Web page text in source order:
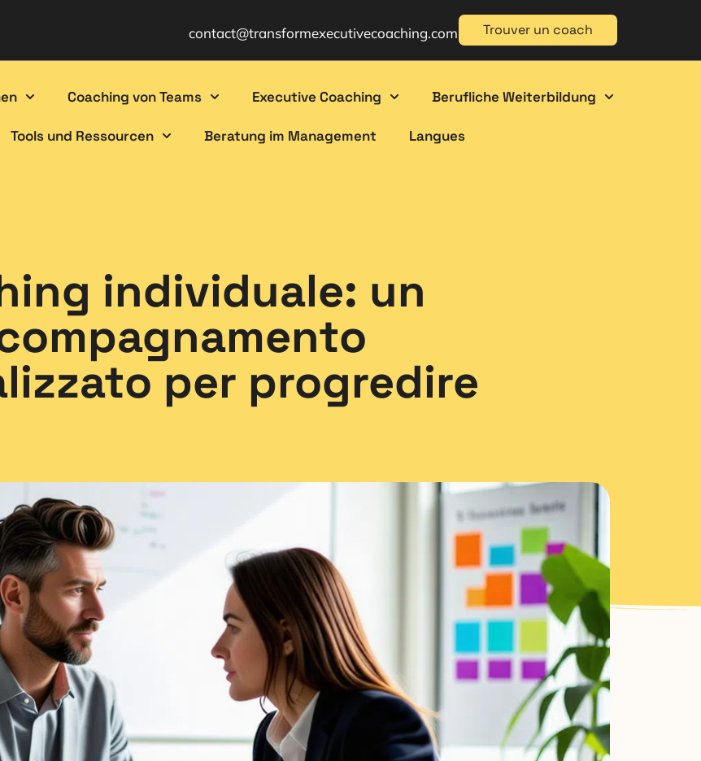
contact@transformexecutivecoaching.com Trouver un coach
Coaching von Teams Executive Coaching Berufliche Weiterbildung
Tools und Ressourcen Beratung im Management Langues
individuale: un
per progredire